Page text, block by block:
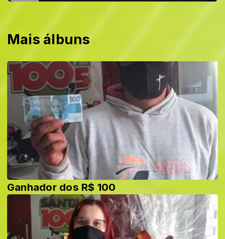
Mais álbuns
Ganhador dos R$ 100